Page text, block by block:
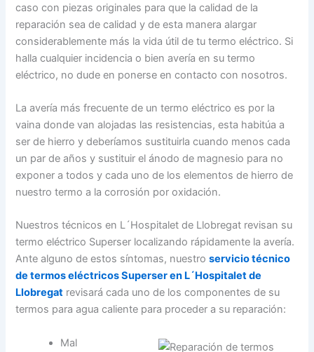
caso con piezas originales para que la calidad de la
reparación sea de calidad y de esta manera alargar
considerablemente más la vida útil de tu termo eléctrico. Si
halla cualquier incidencia o bien avería en su termo
eléctrico, no dude en ponerse en contacto con nosotros.
La avería más frecuente de un termo eléctrico es por la
vaina donde van alojadas las resistencias, esta habitúa a
ser de hierro y deberíamos sustituirla cuando menos cada
un par de años y sustituir el ánodo de magnesio para no
exponer a todos y cada uno de los elementos de hierro de
nuestro termo a la corrosión por oxidación.
Nuestros técnicos en L´Hospitalet de Llobregat revisan su
termo eléctrico Superser localizando rápidamente la avería.
Ante alguno de estos síntomas, nuestroservicio técnico
de termos eléctricos Superser en L´Hospitalet de
Llobregat revisará cada uno de los componentes de su
termos para agua caliente para proceder a su reparación:
Mal